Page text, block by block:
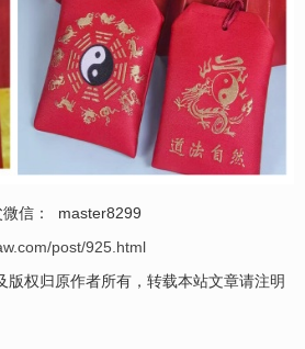
微信： master8299
post/925.html
版权归原作者所有，转载本站文章请注明